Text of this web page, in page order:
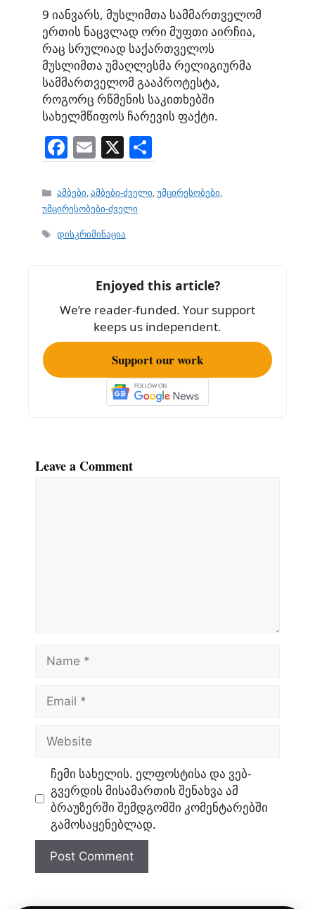
9 იანვარს, მუსლიმთა სამმართველომ
ერთის ნაცვლად ორი მუფთი აირჩია,
რაც სრულიად საქართველოს
მუსლიმთა უმაღლესმა რელიგიურმა
სამმართველომ გააპროტესტა,
როგორც რწმენის საკითხებში
სახელმწიფოს ჩარევის ფაქტი.
F
a
c
e
b
k
E
m
ai
l
X
h
ar
Categories
ამბები,ამბები-ძველი,უმცირესობები,
უმცირესობები-ძველი
Tags
დისკრიმინაცია
Enjoyed this article?
We’re reader-funded. Your support
keeps us independent.
Support our work
Leave a Comment
Name
Email
Website
ჩემი სახელის. ელფოსტისა და ვებ-
გვერდის მისამართის შენახვა ამ
ბრაუზერში შემდგომში კომენტარებში
გამოსაყენებლად.